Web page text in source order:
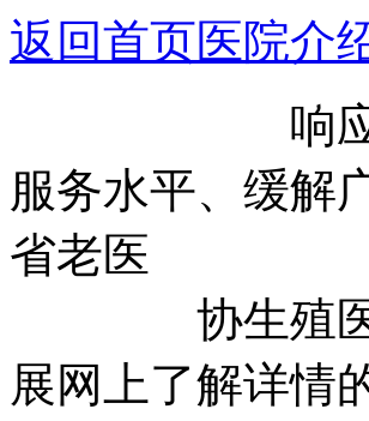
返回首页医院介
响应国家卫
服务水平、缓解
省老医
协生殖医学
展网上了解详情